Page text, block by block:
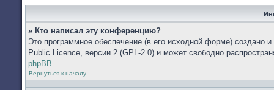
» Кто написал эту конференцию?
Это программное обеспечение (в его исходной форме) создано
Public Licence, версии 2 (GPL-2.0) и может свободно
phpBB.
Вернуться к началу